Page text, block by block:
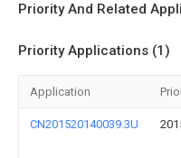
Priority And Related
Priority Applications (1)
Application
CN201520140039.3U